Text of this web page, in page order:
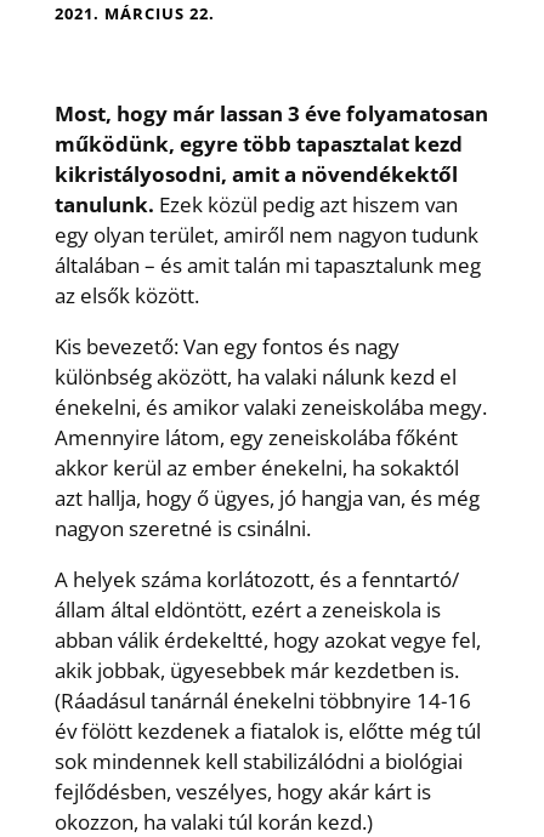
2021. MÁRCIUS 22.
Most, hogy már lassan 3 éve folyamatosan
működünk, egyre több tapasztalat kezd
kikristályosodni, amit a növendékektől
tanulunk. Ezek közül pedig azt hiszem van
egy olyan terület, amiről nem nagyon tudunk
általában – és amit talán mi tapasztalunk meg
az elsők között.
Kis bevezető: Van egy fontos és nagy
különbség aközött, ha valaki nálunk kezd el
énekelni, és amikor valaki zeneiskolába megy.
Amennyire látom, egy zeneiskolába főként
akkor kerül az ember énekelni, ha sokaktól
azt hallja, hogy ő ügyes, jó hangja van, és még
nagyon szeretné is csinálni.
A helyek száma korlátozott, és a fenntartó/
állam által eldöntött, ezért a zeneiskola is
abban válik érdekeltté, hogy azokat vegye fel,
akik jobbak, ügyesebbek már kezdetben is.
(Ráadásul tanárnál énekelni többnyire 14-16
év fölött kezdenek a fiatalok is, előtte még túl
sok mindennek kell stabilizálódni a biológiai
fejlődésben, veszélyes, hogy akár kárt is
okozzon, ha valaki túl korán kezd.)